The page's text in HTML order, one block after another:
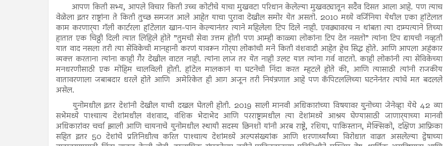
आपण किती सभ्य, आपले विचार किती उच्च कोटीचे याचा मुखवटा परिधान केलेल्या मुखवट्यातून सदैव दिसत आला आहे. पण त्याच
वेळेला इतर राष्ट्रांना ते किती तुच्छ समजत आले आहेत याचा पुरावा देखील समोर येत असतो. 2010 मध्ये वर्जिनिया येथील एका हॉटेलात
काम करणार्‍या गॅली कार्टरला हॉटेलात खान-पान केल्यानंतर त्याने महिलेला टिप दिले नाही. एवढ्यावरच न थांबता त्या दाम्पत्याने तिच्या
हातात एक चिठ्ठी दिली त्यात लिहिले होते ”तुमची सेवा उत्तम होती पण आम्ही काळ्या लोकांना टिप देत नसतो” त्यांना टिप द्यायची नव्हती
यात वाद नसला तरी त्या सेविकेची मानहानी करणं यावरून गोर्‍या लोकांची मने किती वंशवादी आहेत हेच सिद्ध होते. आणि आपला अहंकार
व्यक्त करताना त्यांना काही गैर देखील वाटत नाही. त्यांना लाज तर येत नाही उलट यात त्यांना गर्व वाटतो. काही लोकांनी त्या सेविकेच्या
मनधरणीसाठी एक मोहिम चालविली होती. हॉटेल मालकानं या घटनेची निंदा करत म्हटले होते की, आणि त्यासाठी त्यांनी राजकीय
वातावरणाला जबाबदार धरले होते आणि अमेरिकेत ही आग अजून तरी नियंत्रणात आहे पण कॅपिटललिच्या घटनेनंतर त्यांचे मत बदलले
असेल.
युनोमधील इतर देशांनी देखील याची दखल घेतली होती. 2019 साली मानवी अधिकारांच्या विषयावर युनोच्या जेनेव्हा येथे 42 व्या
सभेमध्ये पाश्‍चात्य देशांमधील वंशवाद, वंशिक भेदाभेद आणि परराष्ट्रामधील त्या देशांमध्ये आश्रय घेण्यासाठी जाणार्‍याच्या मानवी
अधिकारांवर चर्चा झाली आणि चायनाचे युनोमधील स्थायी सदस्य छिनशो यांनी अरब राष्ट्रे, रशिया, पाकिस्तान, मेक्सिको, दक्षिण आफ्रिका
सहित इतर 50 देशांचे प्रतिनिधीत्व करित पाश्‍चात्य देशांमध्ये अल्पसंख्यांक आणि शरणार्थ्यांच्या विरोधात वाढत असलेल्या द्वेषाच्या